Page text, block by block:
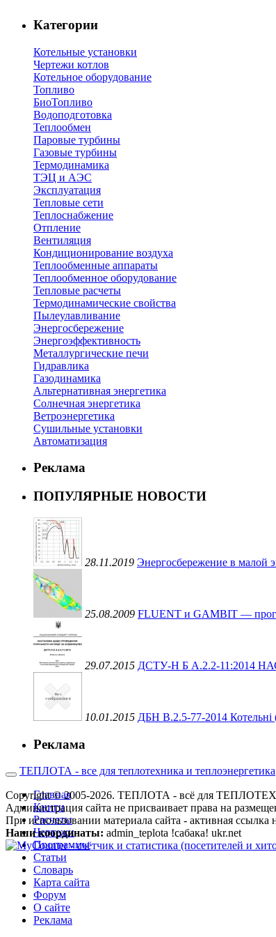
Категории
Котельные установки
Чертежи котлов
Котельное оборудование
Топливо
БиоТопливо
Водоподготовка
Теплообмен
Паровые турбины
Газовые турбины
Термодинамика
ТЭЦ и АЭС
Эксплуатация
Тепловые сети
Теплоснабжение
Отпление
Вентиляция
Кондиционирование воздуха
Теплообменные аппараты
Теплообменное оборудование
Тепловые расчеты
Термодинамические свойства
Пылеулавливание
Энергосбережение
Энергоэффективность
Металлургические печи
Гидравлика
Газодинамика
Альтернативная энергетика
Солнечная энергетика
Ветроэнергетика
Сушильные установки
Автоматизация
Реклама
ПОПУЛЯРНЫЕ НОВОСТИ
28.11.2019 Энергосбережение в малой
25.08.2009 FLUENT и GAMBIT —
29.07.2015 ДСТУ-Н Б А.2.2-
10.01.2015 ДБН В.2.5-77-2014 Котельні
Реклама
ТЕПЛОТА - все для теплотехника и теплоэнергетика
Главная
Книги
Расчеты
Чертежи
Программы
Статьи
Словарь
Карта сайта
Форум
О сайте
Реклама
Copyright © 2005-2026. ТЕПЛОТА - всё для
Администрация сайта не присваивает права на
При использовании материала сайта - активная ссылка
Наши координаты: admin_teplota !сабака! ukr.net